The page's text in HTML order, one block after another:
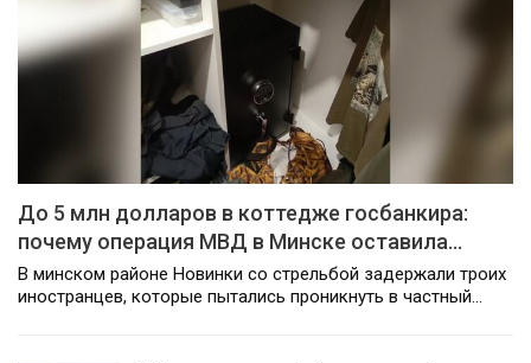
До 5 млн долларов в коттедже госбанкира:
почему операция МВД в Минске оставила…
В минском районе Новинки со стрельбой задержали троих
иностранцев, которые пытались проникнуть в частный…